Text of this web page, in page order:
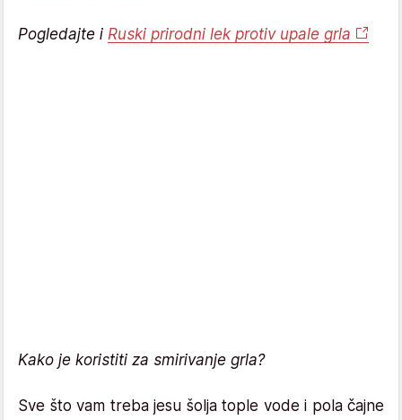
Pogledajte i Ruski prirodni lek protiv upale grla
Kako je koristiti za smirivanje grla?
Sve što vam treba jesu šolja tople vode i pola čajne